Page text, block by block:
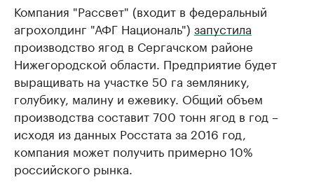
Компания "Рассвет" (входит в федеральный
агрохолдинг "АФГ Националь") запустила
производство ягод в Сергачском районе
Нижегородской области. Предприятие будет
выращивать на участке 50 га землянику,
голубику, малину и ежевику. Общий объем
производства составит 700 тонн ягод в год –
исходя из данных Росстата за 2016 год,
компания может получить примерно 10%
российского рынка.